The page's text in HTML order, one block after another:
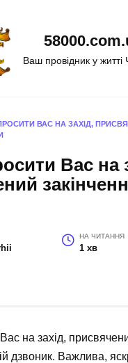
Ваш провідник у житті
ВАС НА ЗАХІД,
Вас на
НА ЧИТАННЯ
1 хв
на захід,
дзвоник. Важлива,